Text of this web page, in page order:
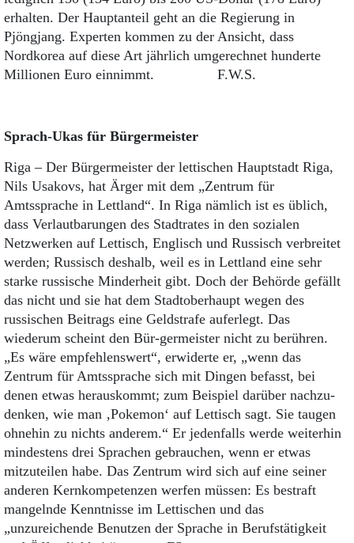
erhalten. Der Hauptanteil geht an die Regierung in
Pjöngjang. Experten kommen zu der Ansicht, dass
Nordkorea auf diese Art jährlich umgerechnet hunderte
Millionen Euro einnimmt. F.W.S.
Sprach-Ukas für Bürgermeister
Riga – Der Bürgermeister der lettischen Hauptstadt Riga,
Nils Usakovs, hat Ärger mit dem „Zentrum für
Amtssprache in Lettland“. In Riga nämlich ist es üblich,
dass Verlautbarungen des Stadtrates in den sozialen
Netzwerken auf Lettisch, Englisch und Russisch verbreitet
werden; Russisch deshalb, weil es in Lettland eine sehr
starke russische Minderheit gibt. Doch der Behörde gefällt
das nicht und sie hat dem Stadtoberhaupt wegen des
russischen Beitrags eine Geldstrafe auferlegt. Das
wiederum scheint den Bür-germeister nicht zu berühren.
„Es wäre empfehlenswert“, erwiderte er, „wenn das
Zentrum für Amtssprache sich mit Dingen befasst, bei
denen etwas herauskommt; zum Beispiel darüber nachzu-
denken, wie man ‚Pokemon‘ auf Lettisch sagt. Sie taugen
ohnehin zu nichts anderem.“ Er jedenfalls werde weiterhin
mindestens drei Sprachen gebrauchen, wenn er etwas
mitzuteilen habe. Das Zentrum wird sich auf eine seiner
anderen Kernkompetenzen werfen müssen: Es bestraft
mangelnde Kenntnisse im Lettischen und das
„unzureichende Benutzen der Sprache in Berufstätigkeit